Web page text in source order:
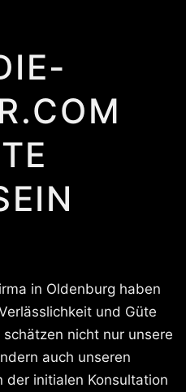
in Oldenburg haben
und Güte
nicht nur unsere
auch unseren
der initialen Konsultation